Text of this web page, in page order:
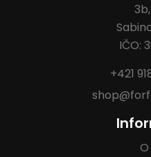
IČO:
+421